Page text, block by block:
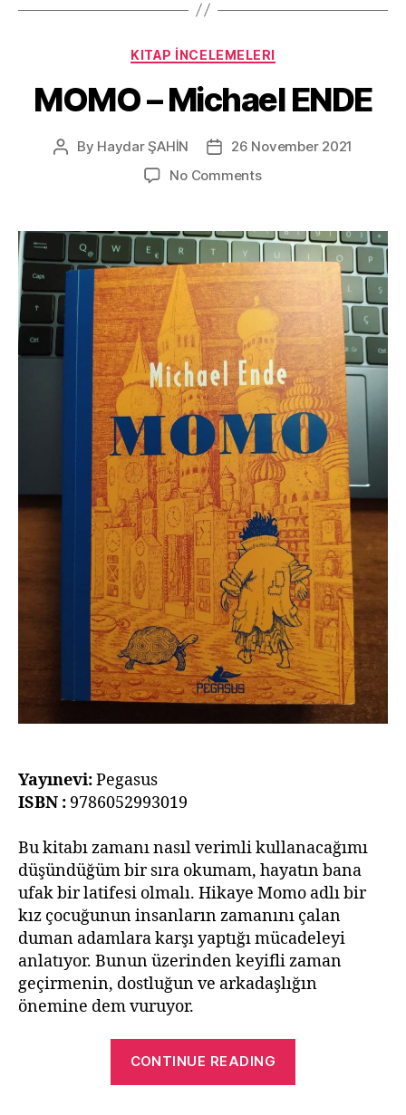
Andy
Categories
KITAP İNCELEMELERI
MOMO – Michael ENDE
Post
By Haydar ŞAHİN
Post26 November 2021
No Commentson
Michael
ENDE
Yayınevi:Pegasus
ISBN : 9786052993019
Bu kitabı zamanı nasıl verimli kullanacağımı
düşündüğüm bir sıra okumam, hayatın bana
ufak bir latifesi olmalı. Hikaye Momo adlı bir
kız çocuğunun insanların zamanını çalan
duman adamlara karşı yaptığı mücadeleyi
anlatıyor. Bunun üzerinden keyifli zaman
geçirmenin, dostluğun ve arkadaşlığın
önemine dem vuruyor.
CONTINUE READING